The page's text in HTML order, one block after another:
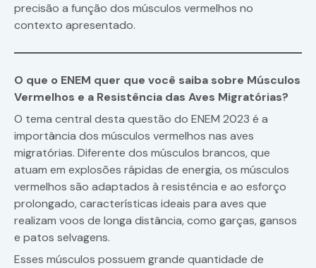
precisão a função dos músculos vermelhos no
contexto apresentado.
O que o ENEM quer que você saiba sobre Músculos
Vermelhos e a Resistência das Aves Migratórias?
O tema central desta questão do ENEM 2023 é a
importância dos músculos vermelhos nas aves
migratórias. Diferente dos músculos brancos, que
atuam em explosões rápidas de energia, os músculos
vermelhos são adaptados à resistência e ao esforço
prolongado, características ideais para aves que
realizam voos de longa distância, como garças, gansos
e patos selvagens.
Esses músculos possuem grande quantidade de